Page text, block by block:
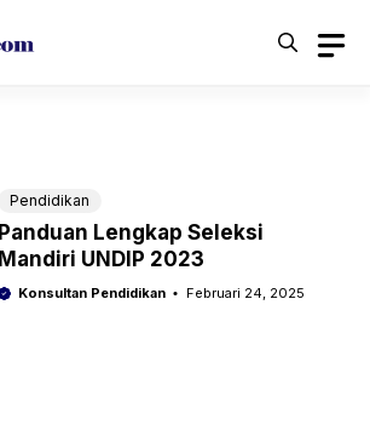
Pendidikan
Panduan Lengkap Seleksi
Mandiri UNDIP 2023
Konsultan Pendidikan Februari 24, 2025